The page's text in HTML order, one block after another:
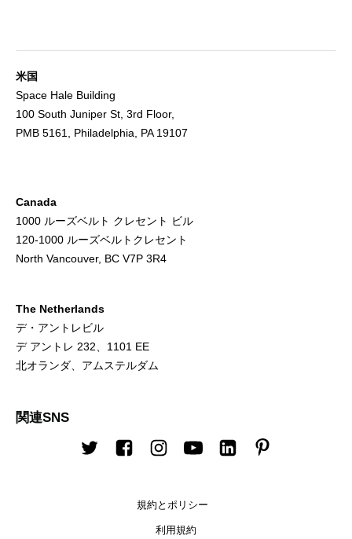
米国
Space Hale Building
100 South Juniper St, 3rd Floor,
PMB 5161, Philadelphia, PA 19107
Canada
1000 ルーズベルト クレセント ビル
120-1000 ルーズベルトクレセント
North Vancouver, BC V7P 3R4
The Netherlands
デ・アントレビル
デ アントレ 232、1101 EE
北オランダ、アムステルダム
関連SNS
TwitterFacebookInstagram
YoutubeLinkedIn
規約とポリシー
利用規約